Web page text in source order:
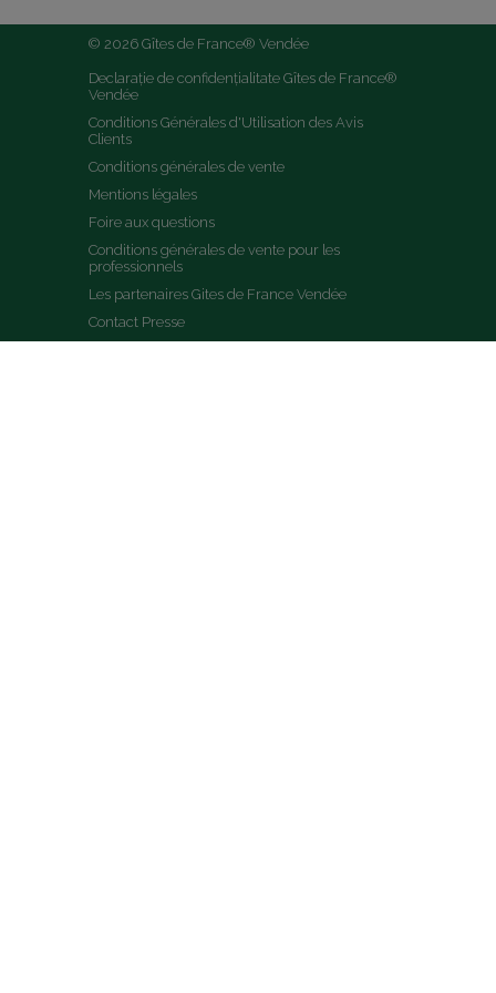
© 2026 Gîtes de France® Vendée
Declarație de confidențialitate Gîtes de France®
Vendée
Conditions Générales d'Utilisation des Avis
Clients
Conditions générales de vente
Mentions légales
Foire aux questions
Conditions générales de vente pour les
professionnels
Les partenaires Gites de France Vendée
Contact Presse